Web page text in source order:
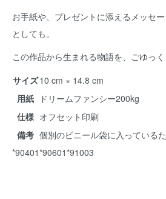
お手紙や、プレゼントに添えるメッセ
としても。
この作品から生まれる物語を、ごゆっく
サイズ10 cm × 14.8 cm
用紙
ドリームファンシー200kg
仕様 オフセット印刷
備考 個別のビニール袋に入っているた
*90401*90601*91003